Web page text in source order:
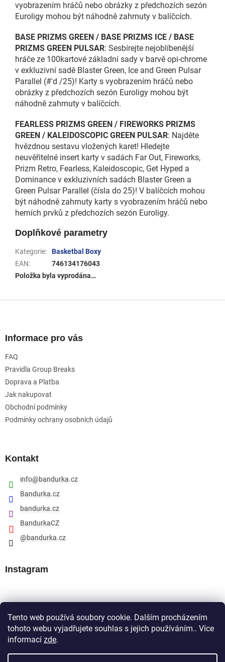
Tento web používá soubory cookie. Dalším procházením
tohoto webu vyjadřujete souhlas s jejich používáním.. Více
informací zde.
vyobrazením hráčů nebo obrázky z předchozích sezón
Euroligy mohou být náhodně zahrnuty v balíčcích.
BASE PRIZMS GREEN / BASE PRIZMS ICE / BASE
PRIZMS GREEN PULSAR: Sesbírejte nejoblíbenější
hráče ze 100kartové základní sady v barvě opi-chrome
v exkluzivní sadě Blaster Green, Ice and Green Pulsar
Parallel (#'d /25)! Karty s vyobrazením hráčů nebo
obrázky z předchozích sezón Euroligy mohou být
náhodně zahrnuty v balíčcích.
FEARLESS PRIZMS GREEN / FIREWORKS PRIZMS
GREEN / KALEIDOSCOPIC GREEN PULSAR: Najděte
hvězdnou sestavu vložených karet! Hledejte
neuvěřitelné insert karty v sadách Far Out, Fireworks,
Prizm Retro, Fearless, Kaleidoscopic, Get Hyped a
Dominance v exkluzivních sadách Blaster Green a
Green Pulsar Parallel (čísla do 25)! V balíčcích mohou
být náhodně zahrnuty karty s vyobrazením hráčů nebo
herních prvků z předchozích sezón Euroligy.
Doplňkové parametry
Kategorie:
Basketbal Boxy
EAN:
746134176043
Položka byla vyprodána…
Informace pro vás
FAQ
Pravidla Group Breaks
Doprava a Platba
Jak nakupovat
Obchodní podmínky
Podmínky ochrany osobních údajů
Kontakt
info@bandurka.cz
Bandurka.cz
bandurka.cz
BandurkaCZ
@bandurka.cz
Instagram